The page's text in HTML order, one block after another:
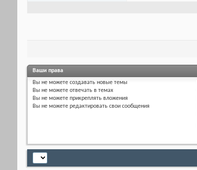
Ваши права
Вы не можете создавать новые темы
Вы не можете отвечать в темах
Вы не можете прикреплять вложения
Вы не можете редактировать свои сообщения